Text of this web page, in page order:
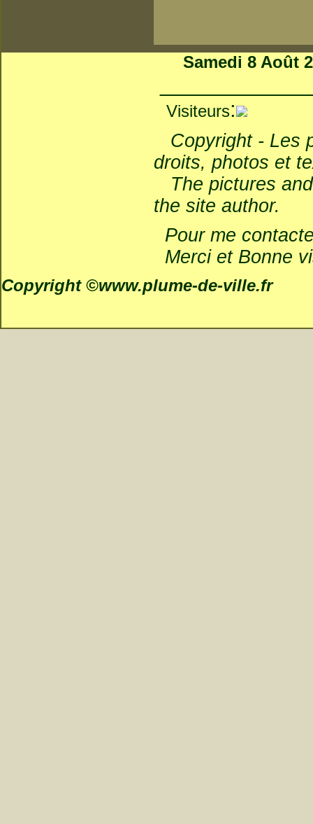
Samedi 8 Août
Visiteurs:
Copyright - Les
droits, photos et
The pictures
the site author.
Pour me
Merci et Bonne
Copyright ©www.plume-de-ville.fr